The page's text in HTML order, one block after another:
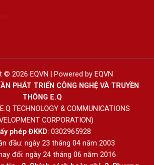
© 2026 EQVN | Powered by EQVN
PHÁT TRIỂN CÔNG NGHỆ VÀ TRUYỀN
THÔNG E.Q
TECHNOLOGY & COMMUNICATIONS
CORPORATION)
phép ĐKKD: 0302965928
đầu: ngày 23 tháng 04 năm 2003
đổi: ngày 24 tháng 06 năm 2016